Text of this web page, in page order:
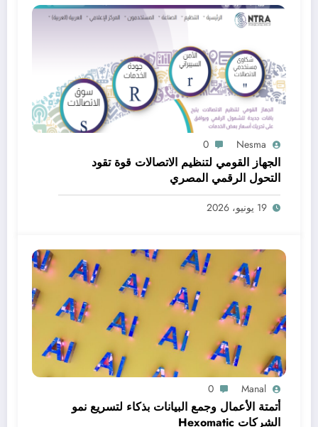
Nesma
0
الجهاز القومي لتنظيم الاتصالات قوة تقود
التحول الرقمي المصري
19 يونيو، 2026
Manal
0
أتمتة الأعمال وجمع البيانات بذكاء لتسريع نمو
الشركات Hexomatic